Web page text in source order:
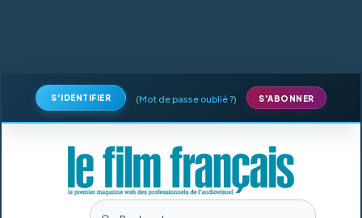
S'IDENTIFIER (Mot de passe oublié ?) S'ABONNER